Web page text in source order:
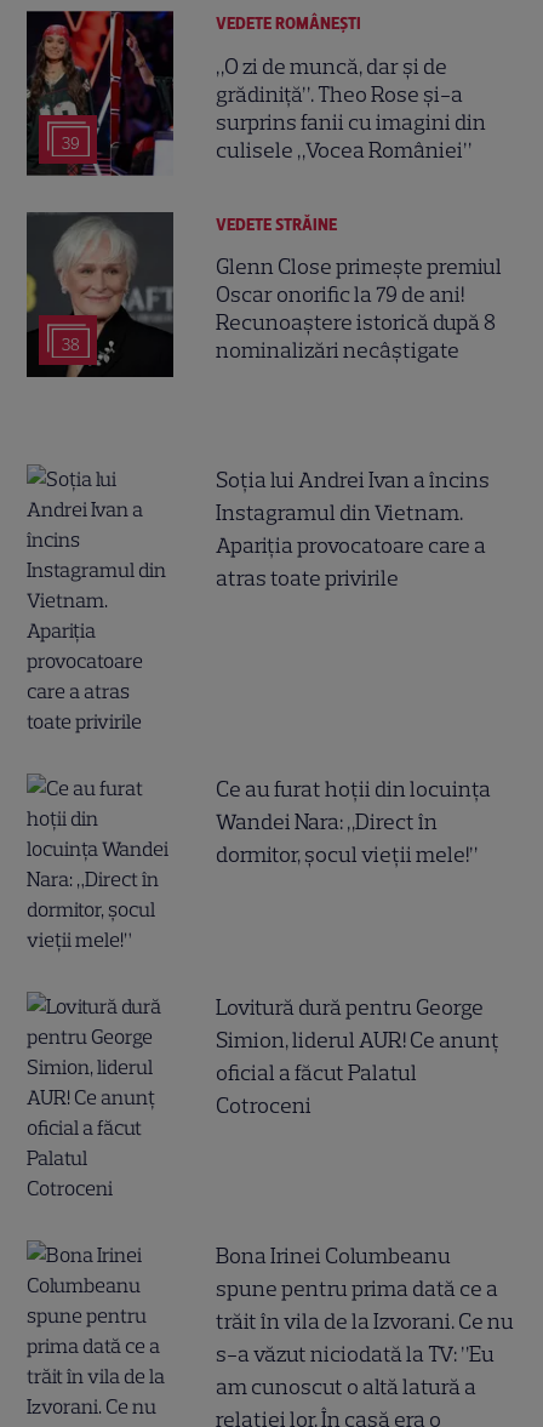
39
VEDETE ROMÂNEŞTI
„O zi de muncă, dar și de
grădiniță”. Theo Rose și-a
surprins fanii cu imagini din
culisele „Vocea României”
38
VEDETE STRĂINE
Glenn Close primește premiul
Oscar onorific la 79 de ani!
Recunoaștere istorică după 8
nominalizări necâștigate
Soția lui Andrei Ivan a încins
Instagramul din Vietnam.
Apariția provocatoare care a
atras toate privirile
Ce au furat hoții din locuința
Wandei Nara: „Direct în
dormitor, șocul vieții mele!”
Lovitură dură pentru George
Simion, liderul AUR! Ce anunț
oficial a făcut Palatul
Cotroceni
Bona Irinei Columbeanu
spune pentru prima dată ce a
trăit în vila de la Izvorani. Ce nu
s-a văzut niciodată la TV: ”Eu
am cunoscut o altă latură a
relației lor. În casă era o